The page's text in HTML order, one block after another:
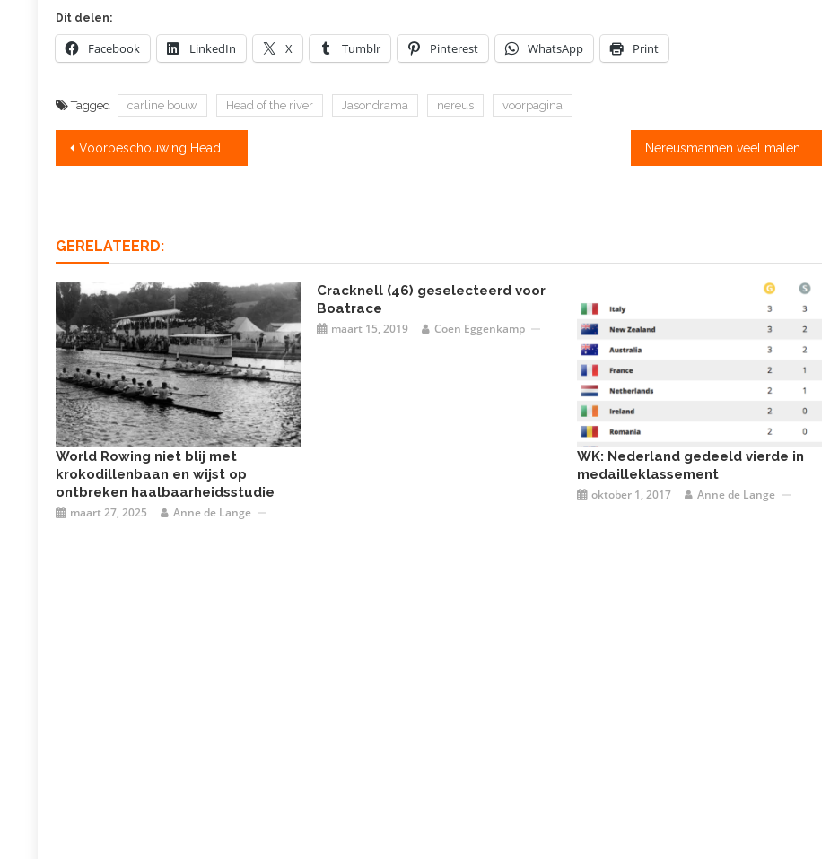
Dit delen:
Facebook LinkedIn X Tumblr Pinterest WhatsApp Print
Tagged carline bouw Head of the river Jasondrama nereus voorpagina
Bericht
Voorbeschouwing Head of the River: mannen mijden de Amstel Nereusmannen veel malen sneller dan de rest
GERELATEERD:
World Rowing niet blij met
krokodillenbaan en wijst op
ontbreken haalbaarheidsstudie
maart 27, 2025 Anne de Lange
Cracknell (46) geselecteerd voor
Boatrace
maart 15, 2019 Coen Eggenkamp
WK: Nederland gedeeld vierde in
medailleklassement
oktober 1, 2017 Anne de Lange